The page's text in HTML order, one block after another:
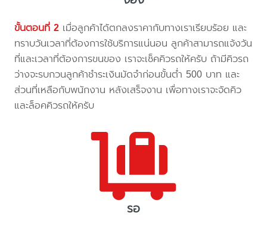
ขั้นตอนที่ 2 เมื่อลูกค้าได้ตกลงราคากับทางเราเรียบร้อย และ
ทราบวันเวลาที่ต้องการใช้บริการแน่นอน ลูกค้าสามารถแจ้งวัน
ที่และเวลาที่ต้องการขนของ เราจะเช็คคิวรถให้ครับ ถ้ามีคิวรถ
ว่างจะรบกวนลูกค้าชำระเงินมัดจำก่อนขั้นต่ำ 500 บาท และ
ส่วนที่เหลือกับพนักงาน หลังเสร็จงาน เพื่อทางเราจะจัดคิว
และล็อคคิวรถให้ครับ
รอ